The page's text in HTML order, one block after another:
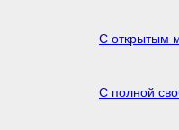
С открытым
С полной